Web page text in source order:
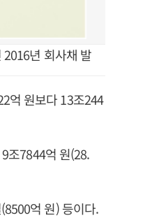
년 회사채 발
억 원보다 13조244
조7844억 원(28.
억 원) 등이다.